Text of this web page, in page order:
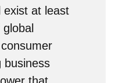
exist at least
business